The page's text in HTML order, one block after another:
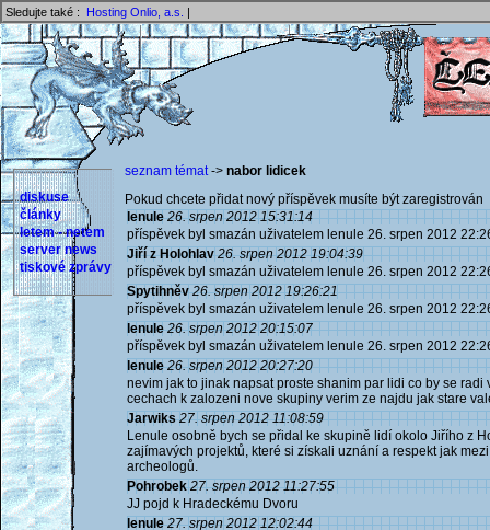
Sledujte také : Hosting Onlio, a.s. |
diskuse
články
letem - netem
server news
tiskové zprávy
seznam témat-> nabor lidicek
Pokud chcete přidat nový příspěvek musíte být
lenule 26. srpen 2012 15:31:14
příspěvek byl smazán uživatelem lenule 26. srpen 2012
Jiří z Holohlav 26. srpen 2012 19:04:39
příspěvek byl smazán uživatelem lenule 26. srpen 2012
Spytihněv 26. srpen 2012 19:26:21
příspěvek byl smazán uživatelem lenule 26. srpen 2012
lenule 26. srpen 2012 20:15:07
příspěvek byl smazán uživatelem lenule 26. srpen 2012
lenule 26. srpen 2012 20:27:20
nevim jak to jinak napsat proste shanim par lidi co by se
cechach k zalozeni nove skupiny verim ze najdu jak stare
Jarwiks 27. srpen 2012 11:08:59
Lenule osobně bych se přidal ke skupině lidí okolo Jiřího z
zajímavých projektů, které si získali uznání a respekt jak
archeologů.
Pohrobek 27. srpen 2012 11:27:55
JJ pojd k Hradeckému Dvoru
lenule 27. srpen 2012 12:02:44